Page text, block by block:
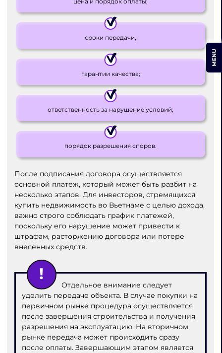
сроки передачи;
гарантии качества;
ответственность за нарушение условий;
порядок разрешения споров.
После подписания договора осуществляется
основной платёж, который может быть разбит на
несколько этапов. Для инвесторов, стремящихся
купить недвижимость во Вьетнаме с целью дохода,
важно строго соблюдать график платежей,
поскольку его нарушение может привести к
штрафам, расторжению договора или потере
внесенных средств.
Отдельное внимание следует
уделить передаче объекта. В случае покупки на
первичном рынке процедура осуществляется
после завершения строительства и получения
разрешения на эксплуатацию. На вторичном
рынке передача может происходить сразу
после оплаты. Завершающим этапом является
MENU